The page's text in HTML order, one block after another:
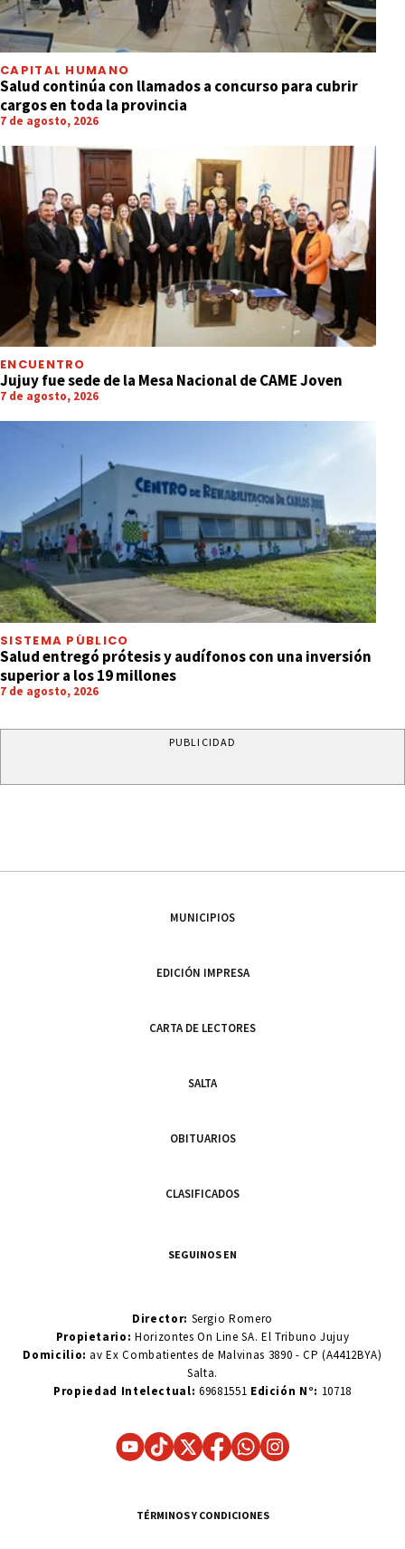
CAPITAL HUMANO
Salud continúa con llamados a concurso para cubrir
cargos en toda la provincia
7 de agosto, 2026
ENCUENTRO
Jujuy fue sede de la Mesa Nacional de CAME Joven
7 de agosto, 2026
SISTEMA PÚBLICO
Salud entregó prótesis y audífonos con una inversión
superior a los 19 millones
7 de agosto, 2026
PUBLICIDAD
MUNICIPIOS
EDICIÓN IMPRESA
CARTA DE LECTORES
SALTA
OBITUARIOS
CLASIFICADOS
SEGUINOS EN
Director: Sergio Romero
Propietario:Horizontes On Line SA. El Tribuno Jujuy
Domicilio: av Ex Combatientes de Malvinas 3890 - CP (A4412BYA)
Salta.
Propiedad Intelectual: 69681551 Edición N°: 10718
TÉRMINOS Y CONDICIONES